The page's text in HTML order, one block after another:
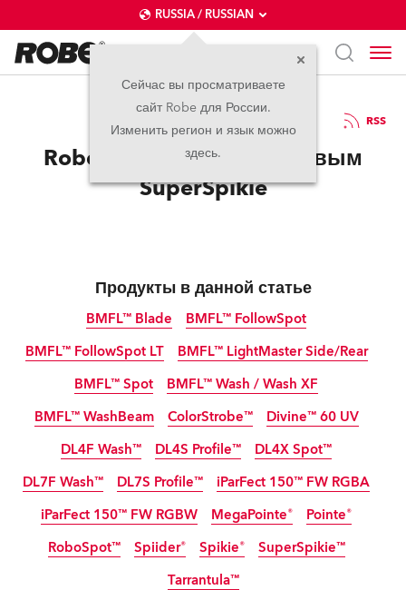
RUSSIA / RUSSIAN
Сейчас вы просматриваете
сайт Robe для России.
Изменить регион и язык можно
здесь.
26.09.2018 RSS
Robe покоряет PLASA новым
SuperSpikie
Продукты в данной статье
BMFL™ Blade
прекращено
BMFL™ FollowSpot
прекращено
BMFL™ FollowSpot LT
прекращено
BMFL™ LightMaster Side/Rear
прекращено
BMFL™ Spot
прекращено
BMFL™ Wash / Wash XF
прекращено
BMFL™ WashBeam
прекращено
ColorStrobe™
прекращено
Divine™ 60 UV
IP65 прекращено
DL4F Wash™
прекращено
DL4S Profile™
прекращено
DL4X Spot™
прекращено
DL7F Wash™
прекращено
DL7S Profile™
прекращено
iParFect 150™ FW RGBA
IP65 прекращено
iParFect 150™ FW RGBW
IP65 прекращено
MegaPointe® Pointe®
прекращено
RoboSpot™ Spiider® Spikie® SuperSpikie™
Tarrantula™